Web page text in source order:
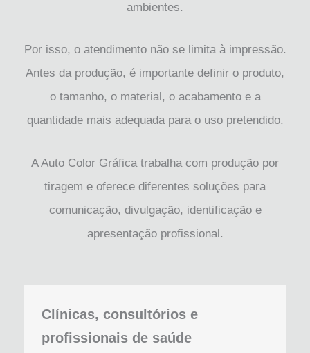
ambientes.
Por isso, o atendimento não se limita à impressão.
Antes da produção, é importante definir o produto,
o tamanho, o material, o acabamento e a
quantidade mais adequada para o uso pretendido.
A Auto Color Gráfica trabalha com produção por
tiragem e oferece diferentes soluções para
comunicação, divulgação, identificação e
apresentação profissional.
Clínicas, consultórios e
profissionais de saúde